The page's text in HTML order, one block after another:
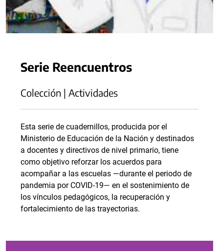
Serie Reencuentros
Colección | Actividades
Esta serie de cuadernillos, producida por el
Ministerio de Educación de la Nación y destinados
a docentes y directivos de nivel primario, tiene
como objetivo reforzar los acuerdos para
acompañar a las escuelas —durante el periodo de
pandemia por COVID-19— en el sostenimiento de
los vínculos pedagógicos, la recuperación y
fortalecimiento de las trayectorias.